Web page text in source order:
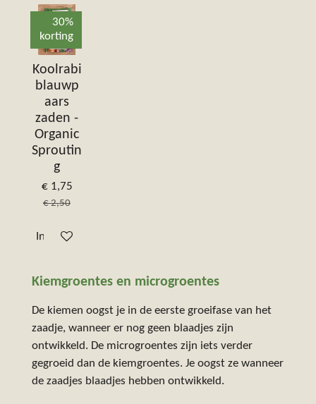
30%
korting
Koolrabi
blauwp
aars
zaden -
Organic
Sproutin
g
€ 1,75
€ 2,50
In winkelwagen
Kiemgroentes en microgroentes
De kiemen oogst je in de eerste groeifase van het
zaadje, wanneer er nog geen blaadjes zijn
ontwikkeld. De microgroentes zijn iets verder
gegroeid dan de kiemgroentes. Je oogst ze wanneer
de zaadjes blaadjes hebben ontwikkeld.